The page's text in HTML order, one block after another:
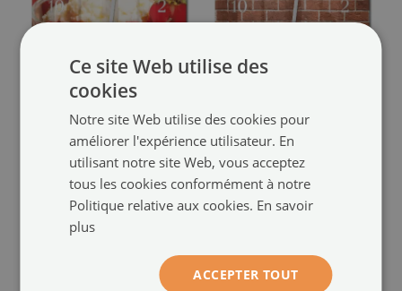
Horloge carrée en verre
(#zskb-30x30-00093860)
taille de: 34.99 €
Horloge murale carrée
Mur de briques(#zskb-30x30-
00093825)
Ce site Web utilise des
cookies
Notre site Web utilise des cookies pour
améliorer l'expérience utilisateur. En
utilisant notre site Web, vous acceptez
tous les cookies conformément à notre
Politique relative aux cookies. En savoir
plus
ACCEPTER TOUT